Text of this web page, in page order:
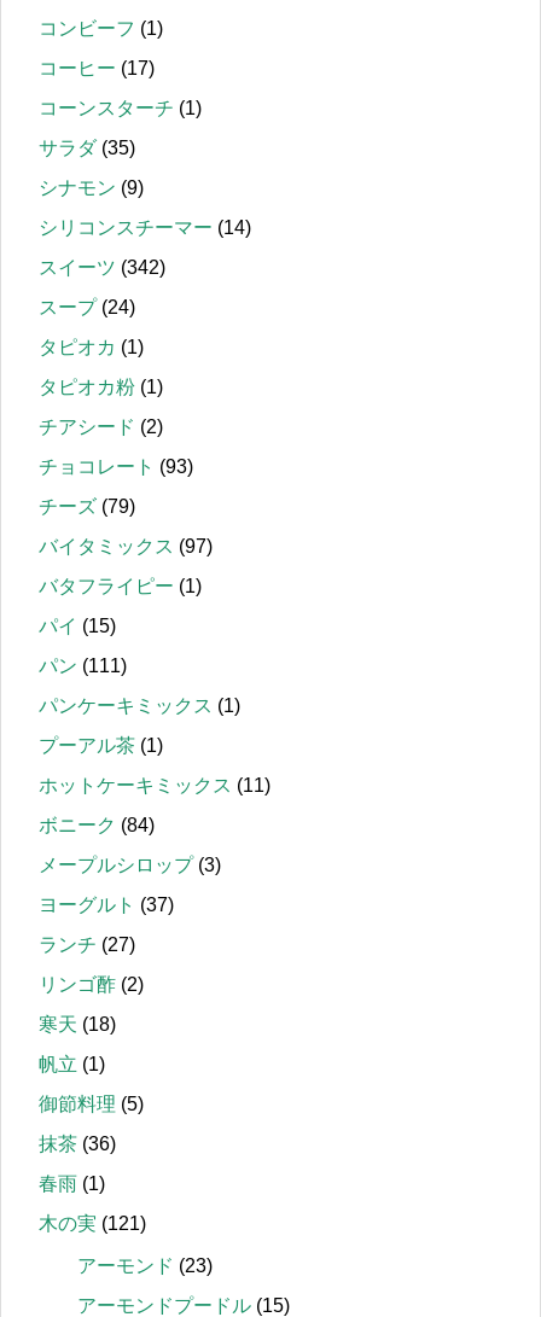
コンビーフ (1)
コーヒー (17)
コーンスターチ (1)
サラダ(35)
シナモン (9)
シリコンスチーマー (14)
スイーツ (342)
スープ(24)
タピオカ (1)
タピオカ粉 (1)
チアシード (2)
チョコレート (93)
チーズ (79)
バイタミックス (97)
バタフライピー (1)
パイ (15)
パン (111)
パンケーキミックス (1)
プーアル茶 (1)
ホットケーキミックス (11)
ボニーク (84)
メープルシロップ(3)
ヨーグルト (37)
ランチ (27)
リンゴ酢 (2)
寒天 (18)
帆立 (1)
御節料理 (5)
抹茶 (36)
春雨 (1)
木の実 (121)
アーモンド (23)
アーモンドプードル (15)